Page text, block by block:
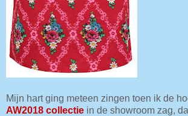
Mijn hart ging meteen zingen toen ik de
AW2018 collectie in de showroom zag,